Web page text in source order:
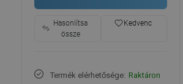
Hasonlítsa
össze
favorite_borderKedvenc
Termék elérhetősége: Raktáron